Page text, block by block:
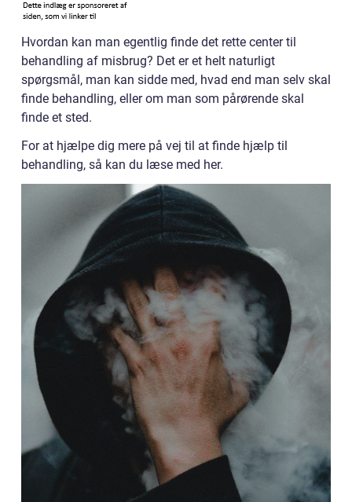
Hvordan kan man egentlig finde det rette center til
behandling af misbrug? Det er et helt naturligt
spørgsmål, man kan sidde med, hvad end man selv skal
finde behandling, eller om man som pårørende skal
finde et sted.
For at hjælpe dig mere på vej til at finde hjælp til
behandling, så kan du læse med her.